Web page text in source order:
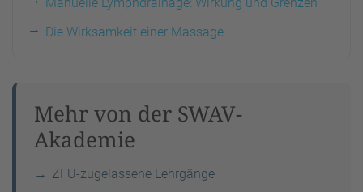
Die Wirksamkeit einer Massage
Mehr von der SWAV-
Akademie
ZFU-zugelassene Lehrgänge